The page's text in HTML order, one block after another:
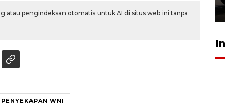
atau pengindeksan otomatis untuk AI di situs web ini tanpa
WNI